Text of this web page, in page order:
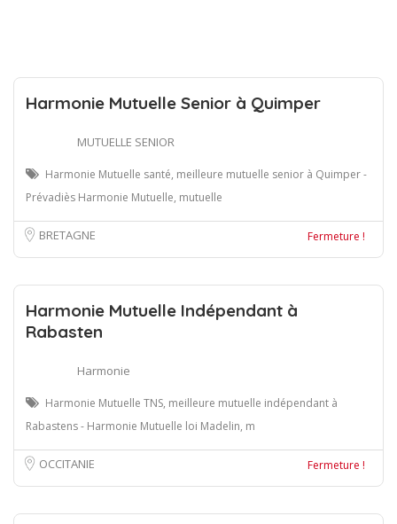
Harmonie Mutuelle Senior à Quimper
MUTUELLE SENIOR
Harmonie Mutuelle santé, meilleure mutuelle senior à Quimper -
Prévadiès Harmonie Mutuelle, mutuelle
BRETAGNE Fermeture !
Harmonie Mutuelle Indépendant à
Rabasten
Harmonie
Harmonie Mutuelle TNS, meilleure mutuelle indépendant à
Rabastens - Harmonie Mutuelle loi Madelin, m
OCCITANIE Fermeture !